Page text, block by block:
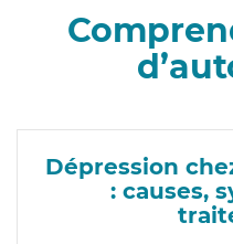
Dépression
: causes,